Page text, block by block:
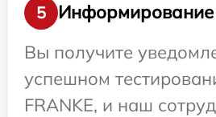
5
Информирование
Вы получите
успешном
FRANKE, и наш